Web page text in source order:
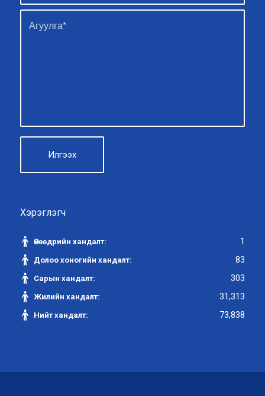
Хэрэглэгч
Өнөөдрийн хандалт: 1
Долоо хоногийн хандалт: 83
Сарын хандалт: 303
Жилийн хандалт: 31,313
Нийт хандалт: 73,838